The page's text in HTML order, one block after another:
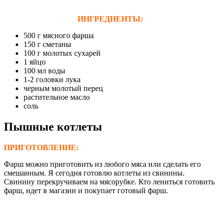
ИНГРЕДИЕНТЫ:
500 г мясного фарша
150 г сметаны
100 г молотых сухарей
1 яйцо
100 мл воды
1-2 головки лука
черным молотый перец
растительное масло
соль
Пышные котлеты
ПРИГОТОВЛЕНИЕ:
Фарш можно приготовить из любого мяса или сделать его
смешанным. Я сегодня готовлю котлеты из свинины.
Свинину перекручиваем на мясорубке. Кто лениться готовить
фарш, идет в магазин и покупает готовый фарш.